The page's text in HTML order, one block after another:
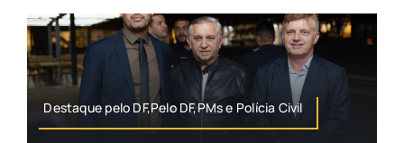
Destaque pelo DF,Pelo DF,PMs e Polícia Civil